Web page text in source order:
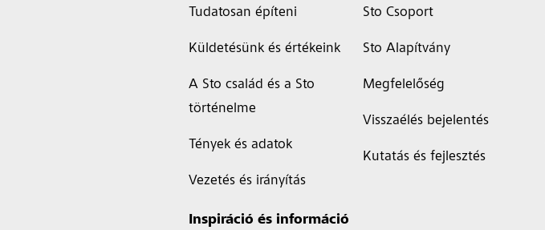
Tudatosan építeni
Küldetésünk és értékeink
A Sto család és a Sto
történelme
Tények és adatok
Vezetés és irányítás
Sto Csoport
Sto Alapítvány
Megfelelőség
Visszaélés bejelentés
Kutatás és fejlesztés
Inspiráció és információ